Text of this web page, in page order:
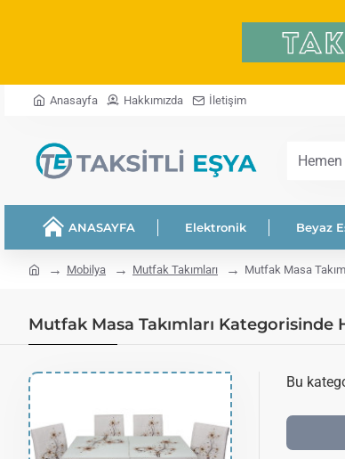
Anasayfa Hakkımızda İletişim
Hemen
ANASAYFA Elektronik Beyaz
home Mobilya Mutfak Takımları Mutfak Masa
Mutfak Masa Takımları Kategorisinde
Bu